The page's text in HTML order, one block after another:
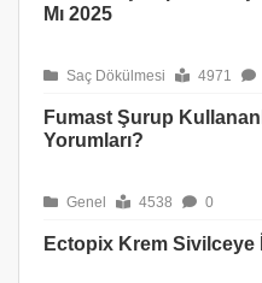
Mı 2025
Saç Dökülmesi 4971
Fumast Şurup
Yorumları?
Genel 4538 0
Ectopix Krem Sivilceye